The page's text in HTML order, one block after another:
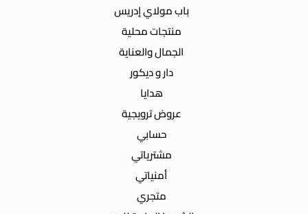
باب مولاي إدريس
منتجات محلية
الجمال والعناية
دار و ديكور
هدايا
عروض ترويجية
حسابي
مشترياتي
أمنياتي
متجري